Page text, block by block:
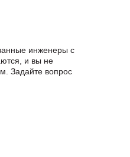
инженеры с
и вы не
Задайте вопрос